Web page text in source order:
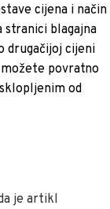
cijena i način
stranici blagajna
drugačijoj cijeni
povratno
od
je artikl